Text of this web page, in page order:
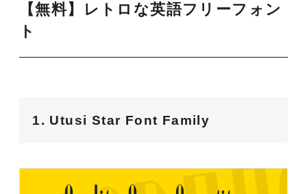
【無料】レトロな英語フリーフォン
ト
1. Utusi Star Font Family